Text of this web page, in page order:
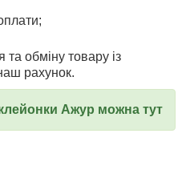
та обміну товару із
рахунок.
Ажур можна тут